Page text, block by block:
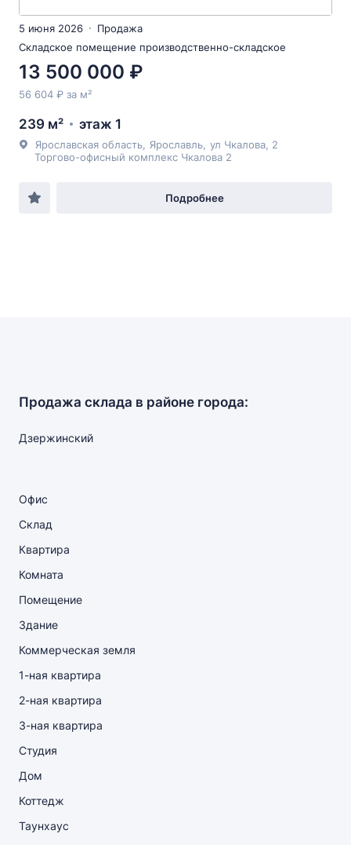
5 июня 2026
Продажа
Складское помещение производственно-складское
13 500 000 ₽
56 604 ₽ за м²
239 м² этаж 1
Ярославская область Ярославль ул Чкалова , 2
Торгово-офисный комплекс Чкалова 2
Подробнее
Продажа склада в районе города:
Дзержинский
Офис
Склад
Квартира
Комната
Помещение
Здание
Коммерческая земля
1-ная квартира
2-ная квартира
3-ная квартира
Студия
Дом
Коттедж
Таунхаус